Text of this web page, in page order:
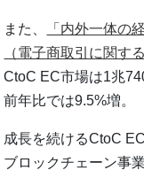
また、
「内外一体の
（電子商取引に関す
CtoC EC市場は1兆
前年比では9.5%増。
成長を続けるCtoC
ブロックチェーン事